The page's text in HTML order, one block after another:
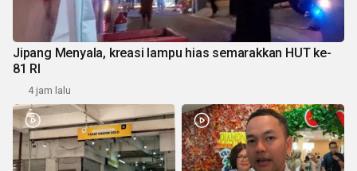
Jipang Menyala, kreasi lampu hias semarakkan HUT ke-
81 RI
4 jam lalu